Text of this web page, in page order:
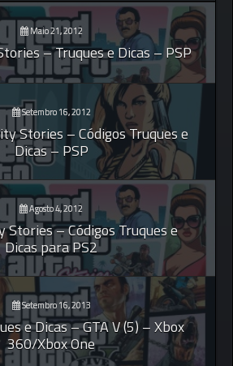
Maio 21, 2012
– Truques e Dicas – PSP
Setembro 16, 2012
Stories – Códigos Truques e
Dicas – PSP
Agosto 4, 2012
Stories – Códigos Truques e
Dicas para PS2
Setembro 16, 2013
e Dicas – GTA V (5) – Xbox
360/Xbox One